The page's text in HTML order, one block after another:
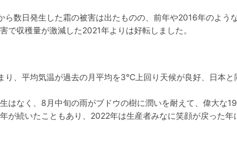
数日発生した霜の被害は出たものの、前年や2016年のよう
で収穫量が激減した2021年よりは好転しました。
り、平均気温が過去の月平均を3℃上回り天候が良好、日本
はなく、8月中旬の雨がブドウの樹に潤いを耐えて、偉大な
が続いたこともあり、2022年は生産者みなに笑顔が戻った年